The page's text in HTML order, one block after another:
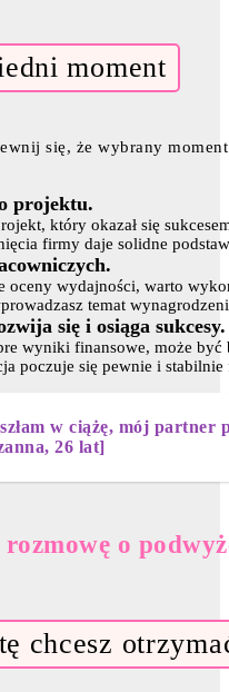
moment
się, że wybrany
projektu.
który okazał się
firmy daje solidne
oceny wydajności, warto
temat
się i osiąga sukcesy.
wyniki finansowe, może
poczuje się pewnie i
w ciążę, mój partner
26 lat]
o
chcesz